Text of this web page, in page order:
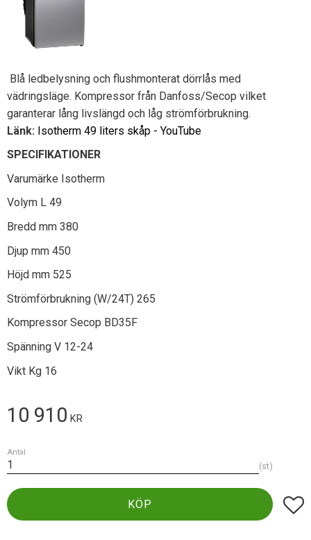
Blå ledbelysning och flushmonterat dörrlås med
vädringsläge. Kompressor från Danfoss/Secop vilket
garanterar lång livslängd och låg strömförbrukning.
Länk: Isotherm 49 liters skåp - YouTube
SPECIFIKATIONER
Varumärke Isotherm
Volym L 49
Bredd mm 380
Djup mm 450
Höjd mm 525
Strömförbrukning (W/24T) 265
Kompressor Secop BD35F
Spänning V 12-24
Vikt Kg 16
10 910 KR
Antal
st
KÖP Lägg